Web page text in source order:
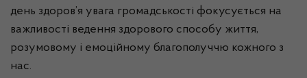
день здоров’я увага громадськості фокусується на
важливості ведення здорового способу життя,
розумовому і емоційному благополуччю кожного з
нас.